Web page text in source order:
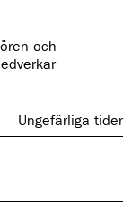
och
Ungefärliga tider